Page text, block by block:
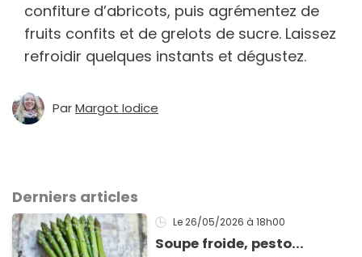
confiture d’abricots, puis agrémentez de
fruits confits et de grelots de sucre. Laissez
refroidir quelques instants et dégustez.
ParMargot Iodice
Derniers articles
Le 26/05/2026 à 18h00
Soupe froide, pesto...